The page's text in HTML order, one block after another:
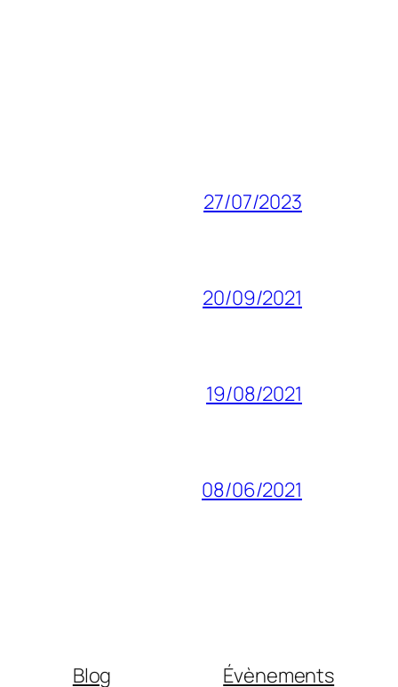
27/07/2023
20/09/2021
19/08/2021
08/06/2021
Blog Évènements